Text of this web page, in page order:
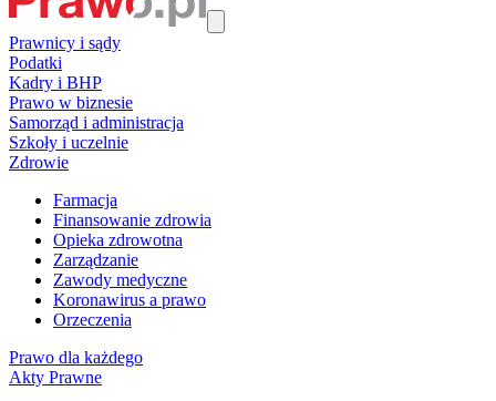
Prawnicy i sądy
Podatki
Kadry i BHP
Prawo w biznesie
Samorząd i administracja
Szkoły i uczelnie
Zdrowie
Farmacja
Finansowanie zdrowia
Opieka zdrowotna
Zarządzanie
Zawody medyczne
Koronawirus a prawo
Orzeczenia
Prawo dla każdego
Akty Prawne